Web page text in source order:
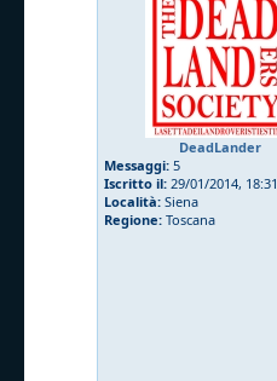
DeadLander
Messaggi: 5
Iscritto il: 29/01/2014, 18:31
Località: Siena
Regione: Toscana